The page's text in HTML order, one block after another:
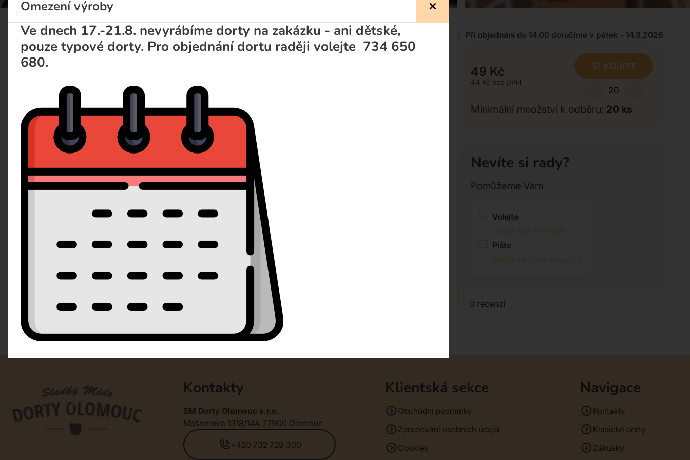
Mini pavlova
Popis Dotaz prodejci
Sněhová pusinka zdobená šlehačkou a čerstvým ovocem dle sezony
Při objednání do 14:00 doručíme v pátek - 14.8.2026
49 Kč
44 Kč
KOUPIT
Minimální množství k odběru: 20 ks
Nevíte si rady?
Pomůžeme Vám
Volejte
Pište
0 recenzí
Kontakty
SM Dorty Olomouc s.r.o.
Mošnerova 1318/14A 77900 Olomouc
+420 732 729 300
Klientská sekce
Obchodní podmínky
Zpracování osobních údajů
Cookies
Navigace
Kontakty
Klasické dorty
Zákusky
Omezení výroby
Ve dnech 17.-21.8. nevyrábíme dorty na zakázku - ani dětské,
pouze typové dorty. Pro objednání dortu raději volejte 734 650
680.